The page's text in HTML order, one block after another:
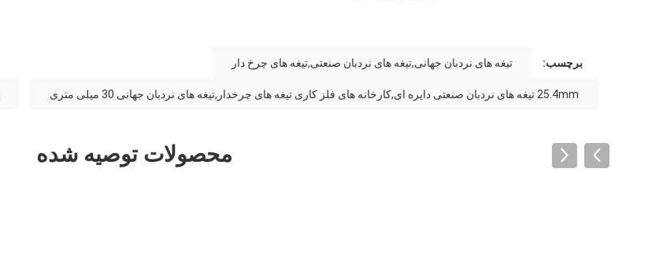
برچسب: تیغه های نردبان جهانی,تیغه های نردبان صنعتی,تیغه های چرخ دار
25.4mm تیغه های نردبان صنعتی دایره ای,کارخانه های فلز کاری تیغه های چرخدار,تیغه های نردبان جهانی 30 میلی متری
محصولات توصیه شده